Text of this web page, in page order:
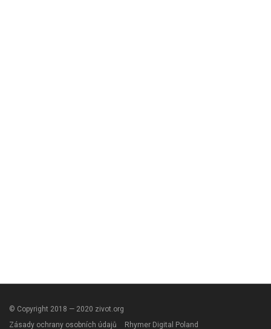
© Copyright 2018 — 2020 zivot.org
Zásady ochrany osobních údajů
Rhymer Digital Poland